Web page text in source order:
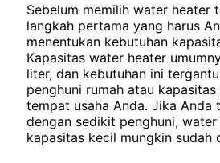
Sebelum memilih water heater
langkah pertama yang harus
menentukan kebutuhan
Kapasitas water heater
liter, dan kebutuhan ini
penghuni rumah atau
tempat usaha Anda. Jika Anda
dengan sedikit penghuni,
kapasitas kecil mungkin sudah